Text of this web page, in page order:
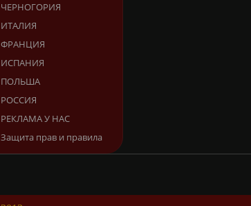
ЧЕРНОГОРИЯ
ИТАЛИЯ
ФРАНЦИЯ
ИСПАНИЯ
ПОЛЬША
РОССИЯ
РЕКЛАМА У НАС
Защита прав и правила